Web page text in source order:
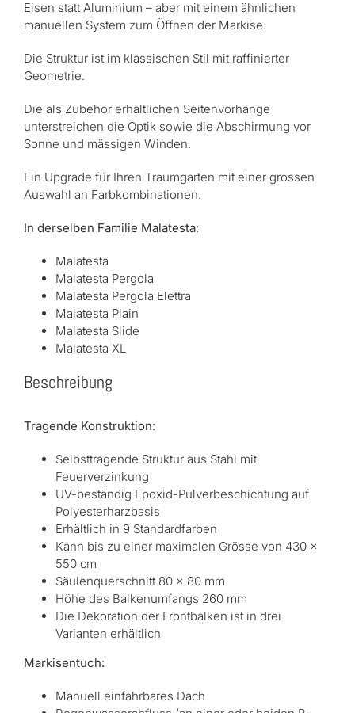
Eisen statt Aluminium – aber mit einem ähnlichen
manuellen System zum Öffnen der Markise.
Die Struktur ist im klassischen Stil mit raffinierter
Geometrie.
Die als Zubehör erhältlichen Seitenvorhänge
unterstreichen die Optik sowie die Abschirmung vor
Sonne und mässigen Winden.
Ein Upgrade für Ihren Traumgarten mit einer grossen
Auswahl an Farbkombinationen.
In derselben Familie Malatesta:
Malatesta
Malatesta Pergola
Malatesta Pergola Elettra
Malatesta Plain
Malatesta Slide
Malatesta XL
Beschreibung
Tragende Konstruktion:
Selbsttragende Struktur aus Stahl mit
Feuerverzinkung
UV-beständig Epoxid-Pulverbeschichtung auf
Polyesterharzbasis
Erhältlich in 9 Standardfarben
Kann bis zu einer maximalen Grösse von 430 x
550 cm
Säulenquerschnitt 80 x 80 mm
Höhe des Balkenumfangs 260 mm
Die Dekoration der Frontbalken ist in drei
Varianten erhältlich
Markisentuch:
Manuell einfahrbares Dach